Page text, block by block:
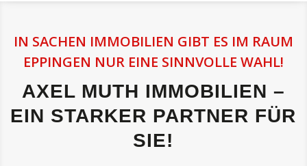
IN SACHEN IMMOBILIEN GIBT ES IM RAUM
EPPINGEN NUR EINE SINNVOLLE WAHL!
AXEL MUTH IMMOBILIEN –
EIN STARKER PARTNER FÜR
SIE!